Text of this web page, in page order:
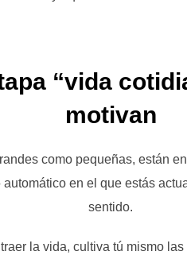
“vida
motivan
como pequeñas, están
en el que estás
sentido.
la vida, cultiva tú mismo